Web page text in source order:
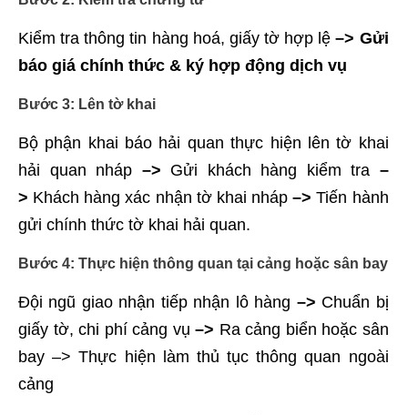
Kiểm tra thông tin hàng hoá, giấy tờ hợp lệ–> Gửi
báo giá chính thức & ký hợp động dịch vụ
Bước 3: Lên tờ khai
Bộ phận khai báo hải quan thực hiện lên tờ khai
hải quan nháp –> Gửi khách hàng kiểm tra –
> Khách hàng xác nhận tờ khai nháp–> Tiến hành
gửi chính thức tờ khai hải quan.
Bước 4: Thực hiện thông quan tại cảng hoặc sân bay
Đội ngũ giao nhận tiếp nhận lô hàng –> Chuẩn bị
giấy tờ, chi phí cảng vụ–> Ra cảng biển hoặc sân
bay –> Thực hiện làm thủ tục thông quan ngoài
cảng